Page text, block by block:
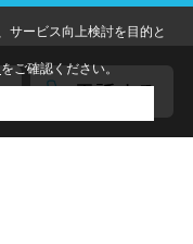
サービス向上検討を目的と
をご確認ください。